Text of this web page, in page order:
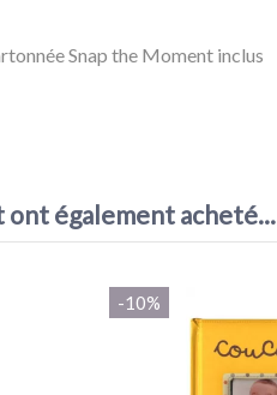
Snap the Moment inclus
ont également acheté...
-10%